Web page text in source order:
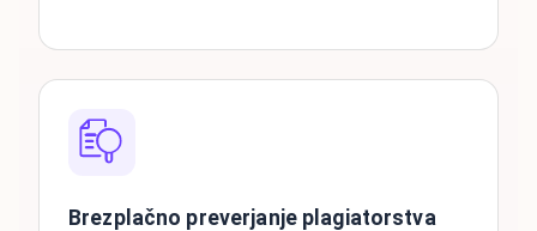
Brezplačno preverjanje plagiatorstva